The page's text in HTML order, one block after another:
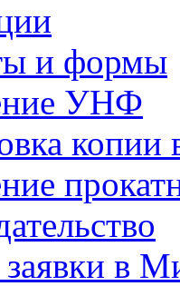
и формы
УНФ
копии
в